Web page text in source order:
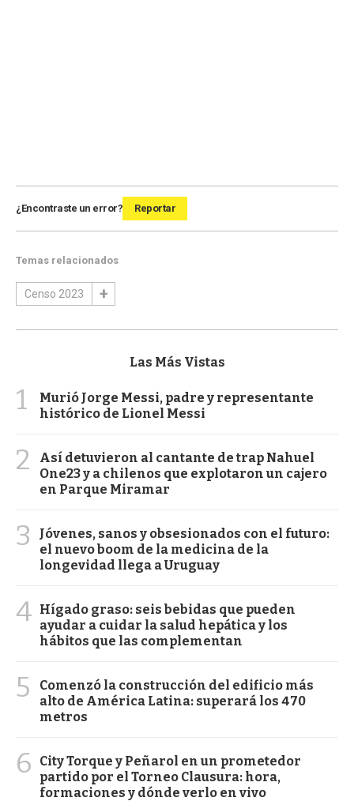
¿Encontraste un error? Reportar
Temas relacionados
Censo 2023
Las Más Vistas
1
Murió Jorge Messi, padre y representante
histórico de Lionel Messi
2
Así detuvieron al cantante de trap Nahuel
One23 y a chilenos que explotaron un cajero
en Parque Miramar
3
Jóvenes, sanos y obsesionados con el futuro:
el nuevo boom de la medicina de la
longevidad llega a Uruguay
4 Hígado graso: seis bebidas que pueden
ayudar a cuidar la salud hepática y los
hábitos que las complementan
5
Comenzó la construcción del edificio más
alto de América Latina: superará los 470
metros
6
City Torque y Peñarol en un prometedor
partido por el Torneo Clausura: hora,
formaciones y dónde verlo en vivo